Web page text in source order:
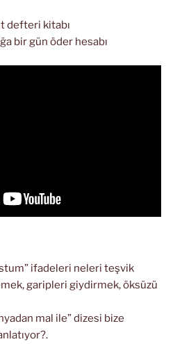
defteri kitabı
bir gün öder hesabı
ifadeleri neleri teşvik
garipleri giydirmek, öksüzü
mal ile” dizesi bize